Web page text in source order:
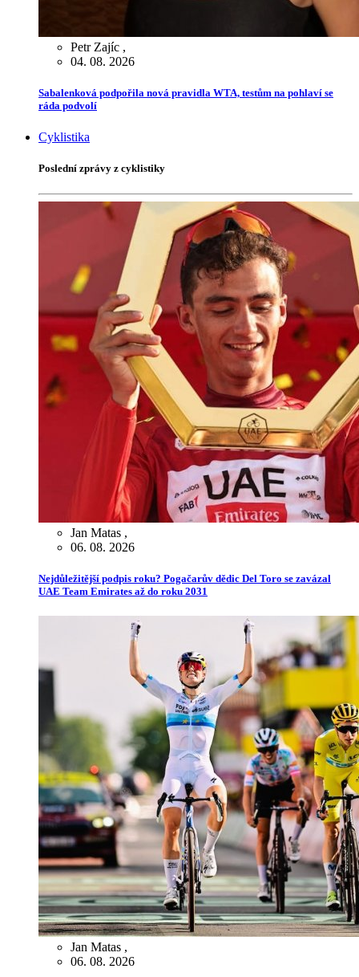
Petr Zajíc ,
04. 08. 2026
Sabalenková podpořila nová pravidla WTA, testům na pohlaví se
ráda podvolí
Cyklistika
Poslední zprávy z cyklistiky
Jan Matas ,
06. 08. 2026
Nejdůležitější podpis roku? Pogačarův dědic Del Toro se zavázal
UAE Team Emirates až do roku 2031
Jan Matas ,
06. 08. 2026